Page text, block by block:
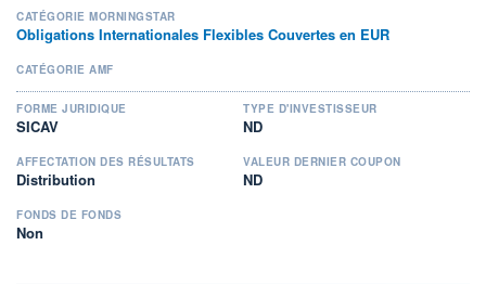
CATÉGORIE MORNINGSTAR
Obligations Internationales Flexibles Couvertes en EUR
CATÉGORIE AMF
FORME JURIDIQUE
SICAV
TYPE D'INVESTISSEUR
ND
AFFECTATION DES RÉSULTATS
Distribution
VALEUR DERNIER COUPON
ND
FONDS DE FONDS
Non